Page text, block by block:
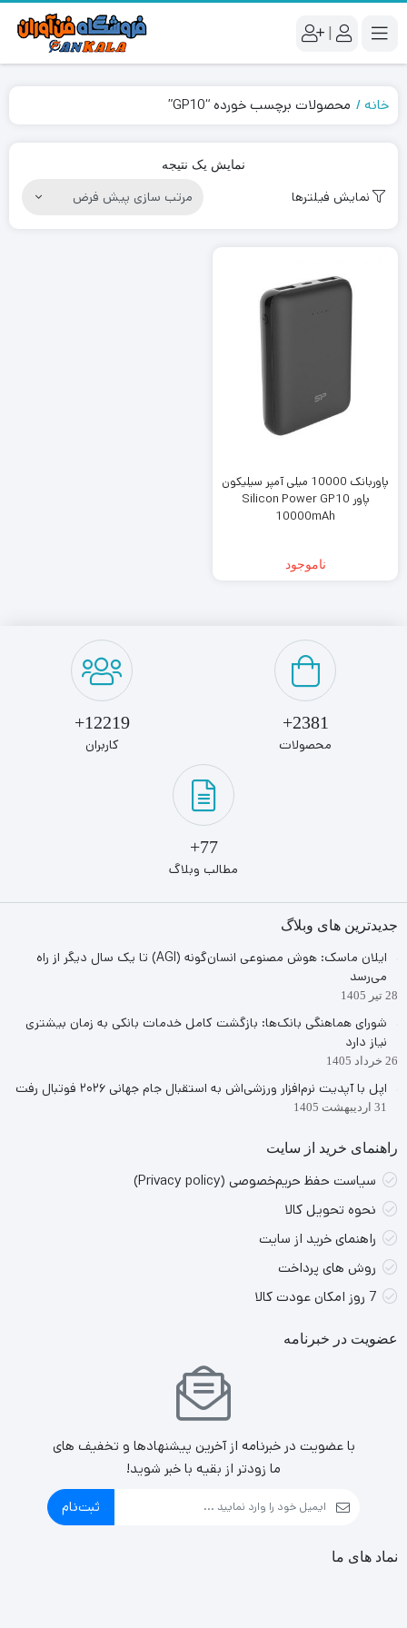
|
خانه محصولات برچسب خورده “GP10”
نمایش یک نتیجه
نمایش فیلترها
پاوربانک 10000 میلی آمپر سیلیکون
پاور Silicon Power GP10
10000mAh
ناموجود
2381+
محصولات
12219+
کاربران
77+
مطالب وبلاگ
جدیدترین های وبلاگ
ایلان ماسک: هوش مصنوعی انسان‌گونه (AGI) تا یک سال دیگر از راه
می‌رسد
28 تیر 1405
شورای هماهنگی بانک‌ها: بازگشت کامل خدمات بانکی به زمان بیشتری
نیاز دارد
26 خرداد 1405
اپل با آپدیت نرم‌افزار ورزشی‌اش به استقبال جام جهانی ۲۰۲۶ فوتبال رفت
31 اردیبهشت 1405
راهنمای خرید از سایت
سیاست حفظ حریم‌خصوصی (Privacy policy)
نحوه تحویل کالا
راهنمای خرید از سایت
روش های پرداخت
7 روز امکان عودت کالا
عضویت در خبرنامه
با عضویت در خبرنامه از آخرین پیشنهادها و تخفیف های
ما زودتر از بقیه با خبر شوید!
ثبت‌نام
نماد های ما